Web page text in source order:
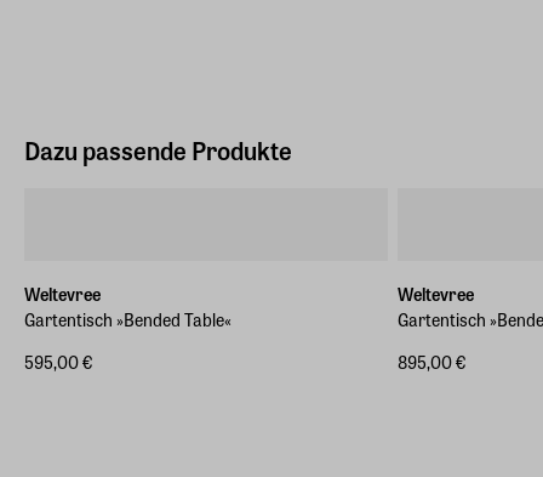
Dazu passende Produkte
Weltevree
Gartentisch »Bended Table«
595,00 €
Weltevree
Gartentisch
895,00 €